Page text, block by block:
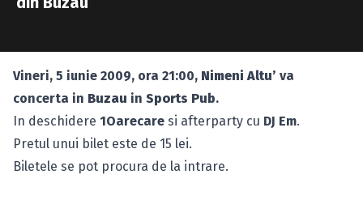
Vineri, 5 iunie 2009, ora 21:00, Nimeni Altu’ va
concerta in Buzau in Sports Pub.
In deschidere 1Oarecare si afterparty cu DJ Em.
Pretul unui bilet este de 15 lei.
Biletele se pot procura de la intrare.